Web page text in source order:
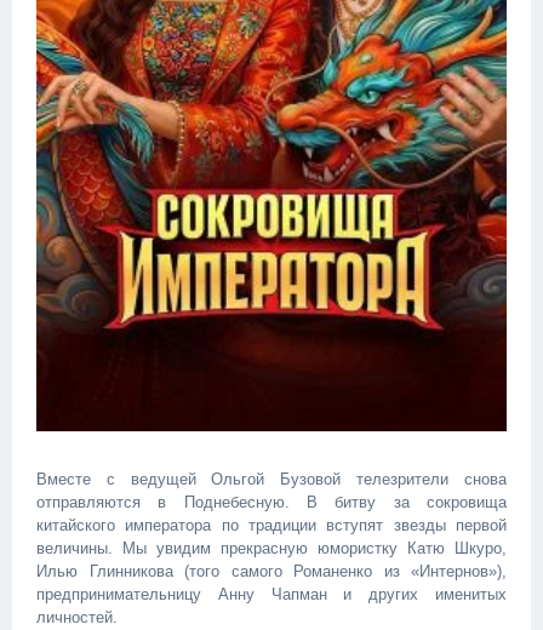
Вместе с ведущей Ольгой Бузовой телезрители снова
отправляются в Поднебесную. В битву за сокровища
китайского императора по традиции вступят звезды первой
величины. Мы увидим прекрасную юмористку Катю Шкуро,
Илью Глинникова (того самого Романенко из «Интернов»),
предпринимательницу Анну Чапман и других именитых
личностей.